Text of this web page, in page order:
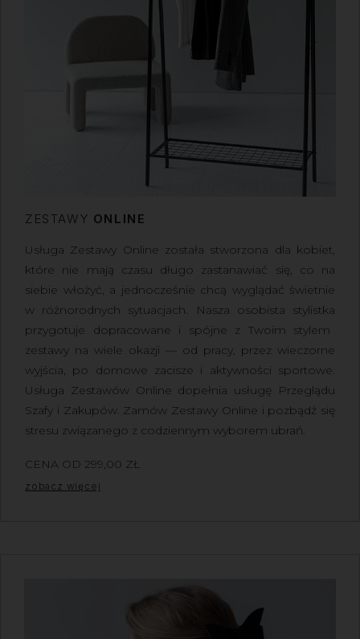
ZESTAWY ONLINE
Usługa Zestawy Online została stworzona dla kobiet,
które nie mają czasu długo zastanawiać się, co na
siebie włożyć, a jednocześnie chcą wyglądać świetnie
w różnorodnych sytuacjach.
Nasza osobista stylistka
przygotuje dopracowane i spójne z Twoim stylem
zestawy na wiele okazji — od pracy, przez wieczorne
wyjścia, po domowe zacisze i aktywności sportowe.
Usługa Zestawów Online dopełnia usługę Przeglądu
Szafy i Zakupów. Zamów Zestawy Online i pozbądź się
stresu związanego z codziennym wyborem ubrań.
CENA OD 299,00 ZŁ
zobacz więcej